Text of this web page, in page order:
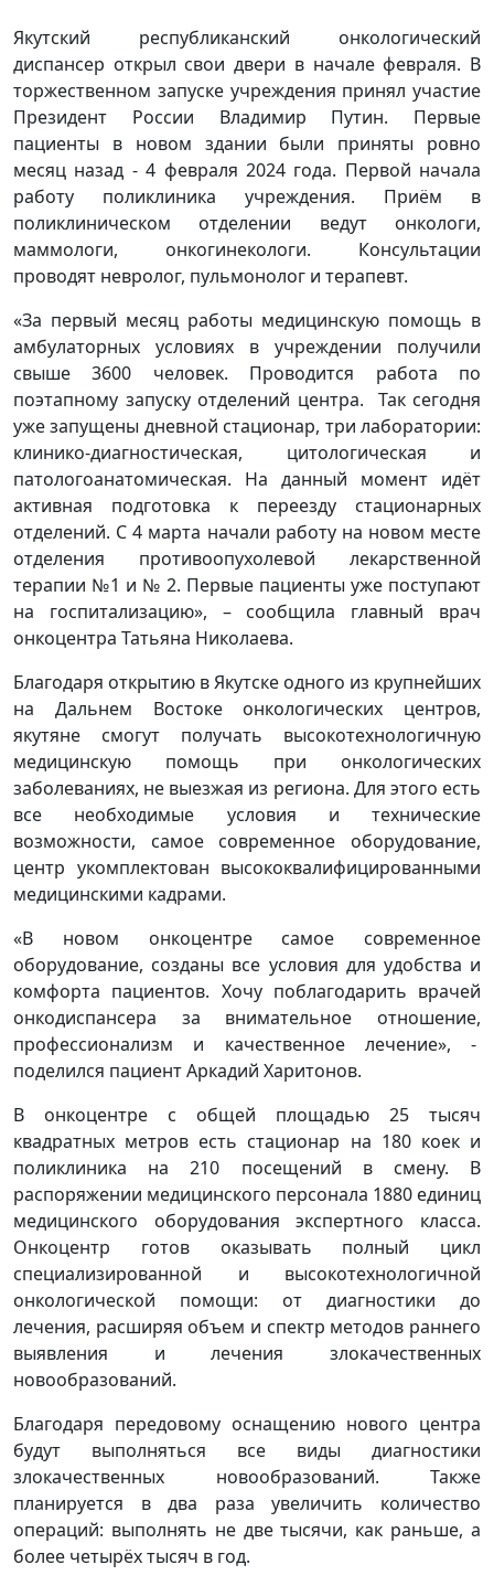
Якутский республиканский онкологический
диспансер открыл свои двери в начале февраля. В
торжественном запуске учреждения принял участие
Президент России Владимир Путин. Первые
пациенты в новом здании были приняты ровно
месяц назад - 4 февраля 2024 года. Первой начала
работу поликлиника учреждения. Приём в
поликлиническом отделении ведут онкологи,
маммологи, онкогинекологи. Консультации
проводят невролог, пульмонолог и терапевт.
«За первый месяц работы медицинскую помощь в
амбулаторных условиях в учреждении получили
свыше 3600 человек. Проводится работа по
поэтапному запуску отделений центра. Так сегодня
уже запущены дневной стационар, три лаборатории:
клинико-диагностическая, цитологическая и
патологоанатомическая. На данный момент идёт
активная подготовка к переезду стационарных
отделений. С 4 марта начали работу на новом месте
отделения противоопухолевой лекарственной
терапии №1 и № 2. Первые пациенты уже поступают
на госпитализацию», – сообщила главный врач
онкоцентра Татьяна Николаева.
Благодаря открытию в Якутске одного из крупнейших
на Дальнем Востоке онкологических центров,
якутяне смогут получать высокотехнологичную
медицинскую помощь при онкологических
заболеваниях, не выезжая из региона. Для этого есть
все необходимые условия и технические
возможности, самое современное оборудование,
центр укомплектован высококвалифицированными
медицинскими кадрами.
«В новом онкоцентре самое современное
оборудование, созданы все условия для удобства и
комфорта пациентов. Хочу поблагодарить врачей
онкодиспансера за внимательное отношение,
профессионализм и качественное лечение», -
поделился пациент Аркадий Харитонов.
В онкоцентре с общей площадью 25 тысяч
квадратных метров есть стационар на 180 коек и
поликлиника на 210 посещений в смену. В
распоряжении медицинского персонала 1880 единиц
медицинского оборудования экспертного класса.
Онкоцентр готов оказывать полный цикл
специализированной и высокотехнологичной
онкологической помощи: от диагностики до
лечения, расширяя объем и спектр методов раннего
выявления и лечения злокачественных
новообразований.
Благодаря передовому оснащению нового центра
будут выполняться все виды диагностики
злокачественных новообразований. Также
планируется в два раза увеличить количество
операций: выполнять не две тысячи, как раньше, а
более четырёх тысяч в год.